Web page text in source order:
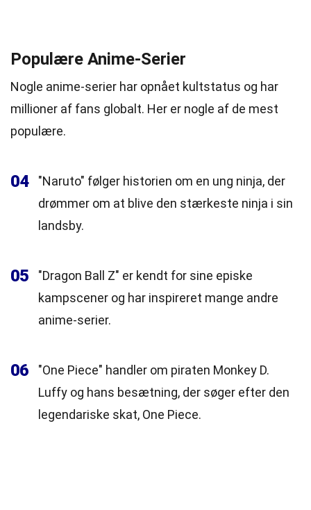
Populære Anime-Serier
Nogle anime-serier har opnået kultstatus og har
millioner af fans globalt. Her er nogle af de mest
populære.
04
"Naruto" følger historien om en ung ninja, der
drømmer om at blive den stærkeste ninja i sin
landsby.
05
"Dragon Ball Z" er kendt for sine episke
kampscener og har inspireret mange andre
anime-serier.
06
"One Piece" handler om piraten Monkey D.
Luffy og hans besætning, der søger efter den
legendariske skat, One Piece.